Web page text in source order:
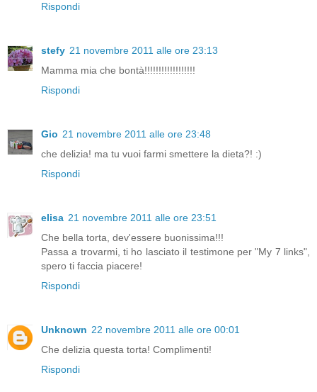
Rispondi
stefy 21 novembre 2011 alle ore 23:13
Mamma mia che bontà!!!!!!!!!!!!!!!!!!
Rispondi
Gio 21 novembre 2011 alle ore 23:48
che delizia! ma tu vuoi farmi smettere la dieta?! :)
Rispondi
elisa 21 novembre 2011 alle ore 23:51
Che bella torta, dev'essere buonissima!!!
Passa a trovarmi, ti ho lasciato il testimone per "My 7 links",
spero ti faccia piacere!
Rispondi
Unknown 22 novembre 2011 alle ore 00:01
Che delizia questa torta! Complimenti!
Rispondi